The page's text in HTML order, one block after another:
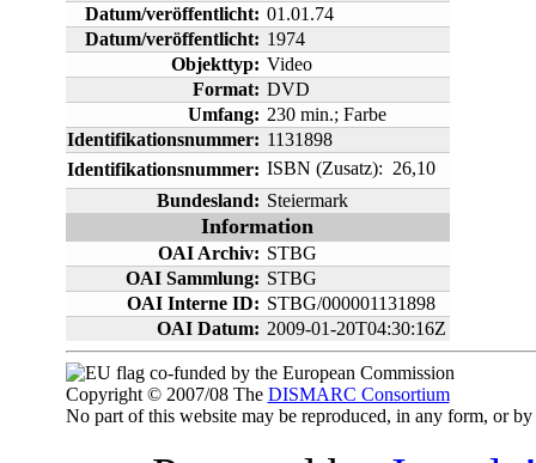
Datum/veröffentlicht: 01.01.74
Datum/veröffentlicht: 1974
Objekttyp: Video
Format: DVD
Umfang: 230 min.; Farbe
Identifikationsnummer: 1131898
Identifikationsnummer: ISBN (Zusatz):  26,10
Bundesland: Steiermark
Information
OAI Archiv: STBG
OAI Sammlung: STBG
OAI Interne ID: STBG/000001131898
OAI Datum: 2009-01-20T04:30:16Z
co-funded by the European Commission
Copyright © 2007/08 The DISMARC Consortium
No part of this website may be reproduced, in any form, or